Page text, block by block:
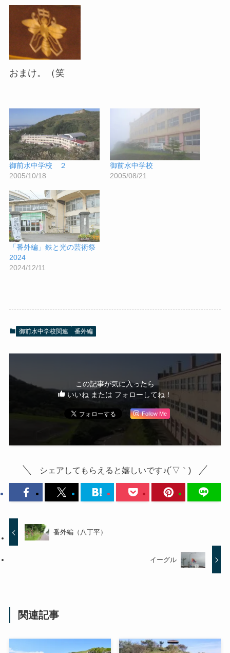
おまけ。（笑
御前水中学校 ２
2005/10/18
御前水中学校
2005/08/21
「番外編」鉄と光の芸術祭
2024
2024/12/11
御前水中学校関連 番外編
この記事が気に入ったら
いいね または フォローしてね！
Follow Me
シェアしてもらえると嬉しいです♪(´▽｀)
番外編（八丁平）
イーグル
関連記事